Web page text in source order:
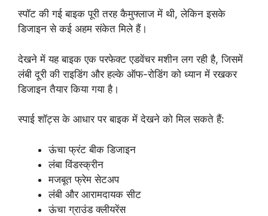
स्पॉट की गई बाइक पूरी तरह कैमुफ्लाज में थी, लेकिन इसके
डिजाइन से कई अहम संकेत मिले हैं।
देखने में यह बाइक एक परफेक्ट एडवेंचर मशीन लग रही है, जिसमें
लंबी दूरी की राइडिंग और हल्के ऑफ-रोडिंग को ध्यान में रखकर
डिजाइन तैयार किया गया है।
स्पाई शॉट्स के आधार पर बाइक में देखने को मिल सकते हैं:
ऊंचा फ्रंट बीक डिजाइन
लंबा विंडस्क्रीन
मजबूत फ्रेम सेटअप
लंबी और आरामदायक सीट
ऊंचा ग्राउंड क्लीयरेंस